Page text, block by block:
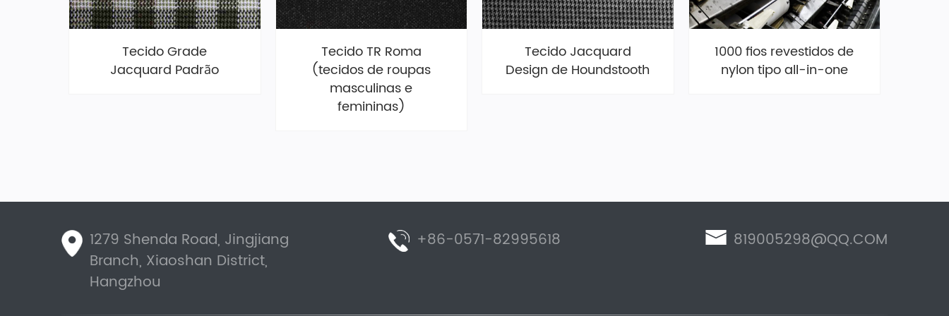
Tecido Grade
Jacquard Padrão
Tecido TR Roma
(tecidos de roupas
masculinas e
femininas)
Tecido Jacquard
Design de Houndstooth
1000 fios revestidos de
nylon tipo all-in-one
1279 Shenda Road, Jingjiang
Branch, Xiaoshan District,
Hangzhou
+86-0571-82995618 819005298@QQ.COM